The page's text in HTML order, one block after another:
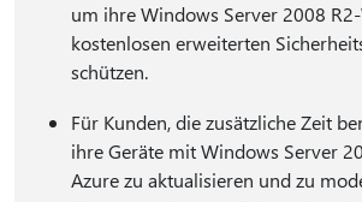
um ihre Windows Server 2008
kostenlosen erweiterten
schützen.
Für Kunden, die zusätzliche Zeit
ihre Geräte mit Windows Server
Azure zu aktualisieren und zu